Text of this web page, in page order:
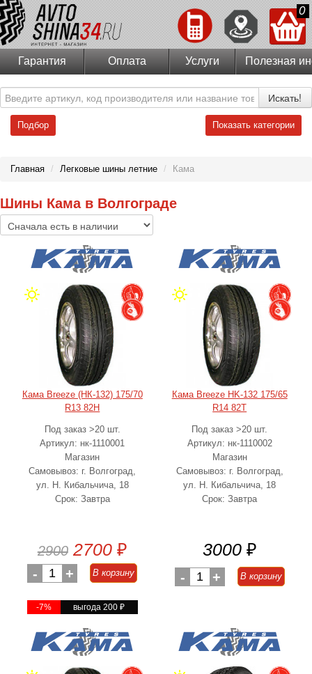
0
Гарантия Оплата Услуги Полезная
Искать!
Подбор Показать категории
Главная / Легковые шины летние / Кама
Шины Кама в Волгограде
Кама Breeze (НК-132) 175/70
R13 82H
Под заказ >20 шт.
Артикул: нк-1110001
Магазин
Самовывоз: г. Волгоград,
ул. Н. Кибальчича, 18
Срок: Завтра
2900 2700 ₽
- 1 + В корзину
-7% выгода 200₽
Кама Breeze HK-132 175/65
R14 82T
Под заказ >20 шт.
Артикул: нк-1110002
Магазин
Самовывоз: г. Волгоград,
ул. Н. Кибальчича, 18
Срок: Завтра
3000 ₽
- 1 + В корзину